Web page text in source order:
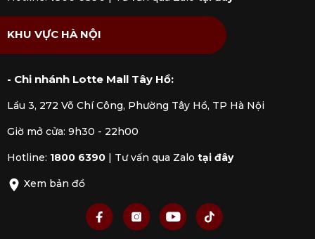
KHU VỰC HÀ NỘI
- Chi nhánh Lotte Mall Tây Hồ:
Lầu 3, 272 Võ Chí Công, Phường Tây Hồ, TP Hà Nội
Giờ mở cửa: 9h30 - 22h00
Hotline: 1800 6390 Tư vấn qua Zalo tại đây
Xem bản đồ